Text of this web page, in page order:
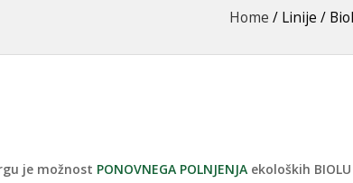
Home / Linije /
je možnost PONOVNEGA POLNJENJAekoloških